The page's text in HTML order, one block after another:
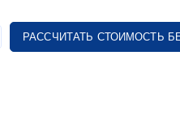
РАССЧИТАТЬ СТОИМОСТЬ